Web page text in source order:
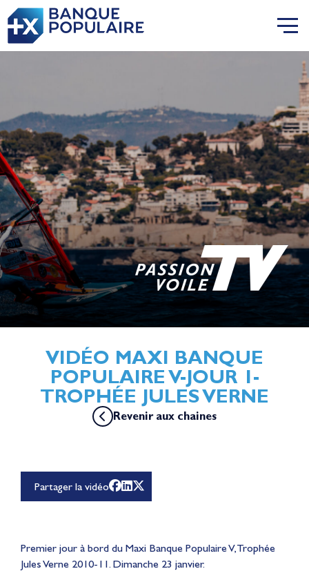
VIDÉO MAXI BANQUE
POPULAIRE V-JOUR 1-
TROPHÉE JULES VERNE
Revenir aux chaines
optimisation" dont YouTube fait partie en
Partager la vidéo
Premier jour à bord du Maxi Banque Populaire V, Trophée
Jules Verne 2010-11. Dimanche 23 janvier.